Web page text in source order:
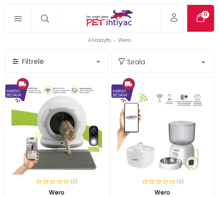
0
Anasayfa Wero
Filtrele
(0)
Wero
(0)
Wero